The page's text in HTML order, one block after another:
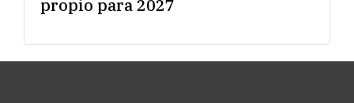
propio para 2027